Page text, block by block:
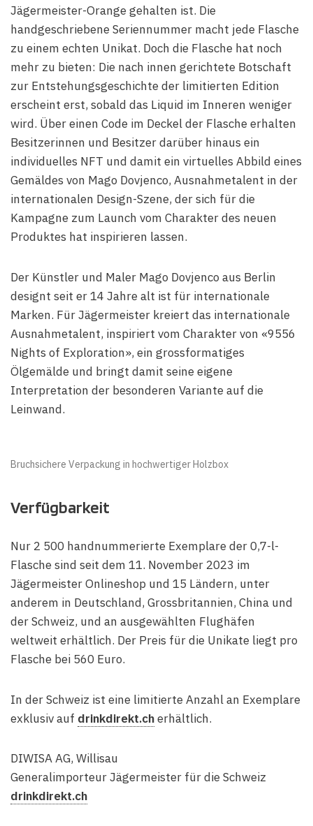
Jägermeister-Orange gehalten ist. Die
handgeschriebene Seriennummer macht jede Flasche
zu einem echten Unikat. Doch die Flasche hat noch
mehr zu bieten: Die nach innen gerichtete Botschaft
zur Entstehungsgeschichte der limitierten Edition
erscheint erst, sobald das Liquid im Inneren weniger
wird. Über einen Code im Deckel der Flasche erhalten
Besitzerinnen und Besitzer darüber hinaus ein
individuelles NFT und damit ein virtuelles Abbild eines
Gemäldes von Mago Dovjenco, Ausnahmetalent in der
internationalen Design-Szene, der sich für die
Kampagne zum Launch vom Charakter des neuen
Produktes hat inspirieren lassen.
Der Künstler und Maler Mago Dovjenco aus Berlin
designt seit er 14 Jahre alt ist für internationale
Marken. Für Jägermeister kreiert das internationale
Ausnahmetalent, inspiriert vom Charakter von «9556
Nights of Exploration», ein grossformatiges
Ölgemälde und bringt damit seine eigene
Interpretation der besonderen Variante auf die
Leinwand.
Bruchsichere Verpackung in hochwertiger Holzbox
Verfügbarkeit
Nur 2 500 handnummerierte Exemplare der 0,7-l-
Flasche sind seit dem 11. November 2023 im
Jägermeister Onlineshop und 15 Ländern, unter
anderem in Deutschland, Grossbritannien, China und
der Schweiz, und an ausgewählten Flughäfen
weltweit erhältlich. Der Preis für die Unikate liegt pro
Flasche bei 560 Euro.
In der Schweiz ist eine limitierte Anzahl an Exemplare
exklusiv auf drinkdirekt.cherhältlich.
DIWISA AG, Willisau
Generalimporteur Jägermeister für die Schweiz
drinkdirekt.ch